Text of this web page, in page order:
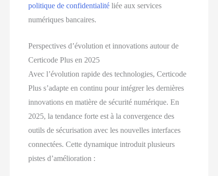
politique de confidentialité liée aux services
numériques bancaires.
Perspectives d’évolution et innovations autour de
Certicode Plus en 2025
Avec l’évolution rapide des technologies, Certicode
Plus s’adapte en continu pour intégrer les dernières
innovations en matière de sécurité numérique. En
2025, la tendance forte est à la convergence des
outils de sécurisation avec les nouvelles interfaces
connectées. Cette dynamique introduit plusieurs
pistes d’amélioration :